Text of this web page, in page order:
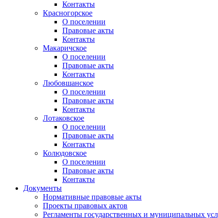
Контакты
Красногорское
О поселении
Правовые акты
Контакты
Макаричское
О поселении
Правовые акты
Контакты
Любовшанское
О поселении
Правовые акты
Контакты
Лотаковское
О поселении
Правовые акты
Контакты
Колюдовское
О поселении
Правовые акты
Контакты
Документы
Нормативные правовые акты
Проекты правовых актов
Регламенты государственных и муниципальных